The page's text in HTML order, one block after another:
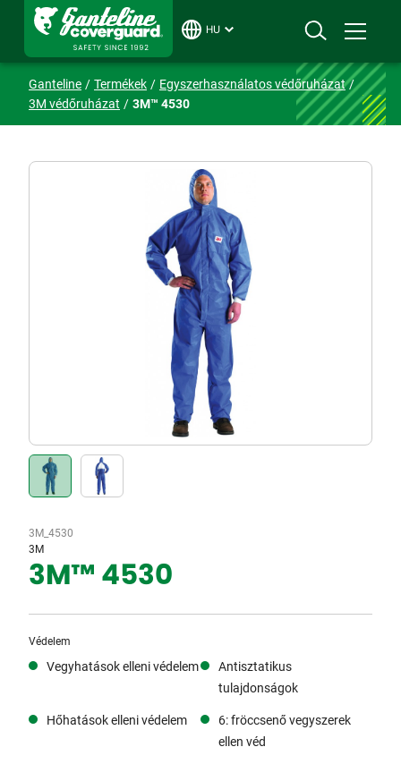
HU
Ganteline Termékek
Egyszerhasználatos védőruházat
3M védőruházat
3M™ 4530
3M_4530
3M
3M™ 4530
Védelem
Vegyhatások elleni védelem
Antisztatikus
tulajdonságok
Hőhatások elleni védelem
6: fröccsenő vegyszerek
ellen véd